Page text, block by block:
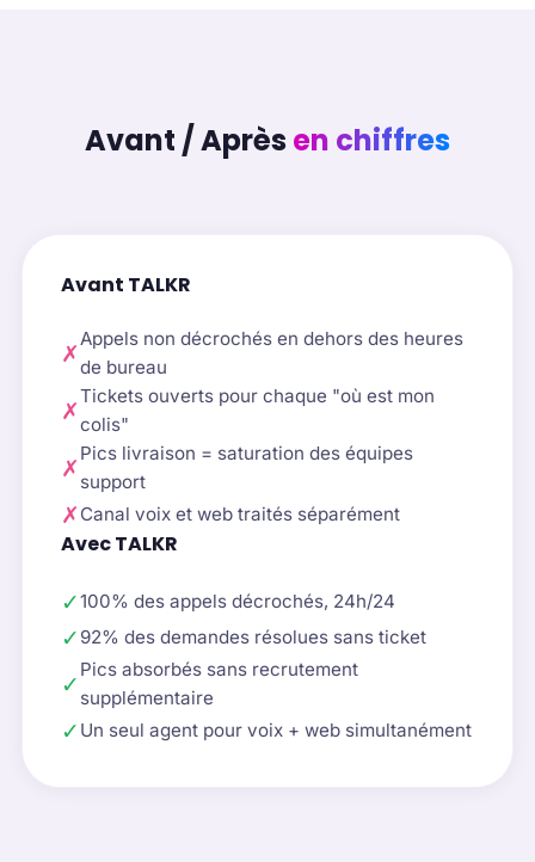
Avant / Après en chiffres
Avant TALKR
✗
Appels non décrochés en dehors des heures
de bureau
✗
Tickets ouverts pour chaque "où est mon
colis"
✗
Pics livraison = saturation des équipes
support
✗Canal voix et web traités séparément
Avec TALKR
✓100% des appels décrochés, 24h/24
✓ 92% des demandes résolues sans ticket
✓
Pics absorbés sans recrutement
supplémentaire
✓ Un seul agent pour voix + web simultanément